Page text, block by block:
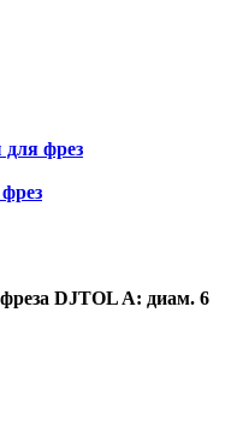
фрез
DJTOL A: диам. 6